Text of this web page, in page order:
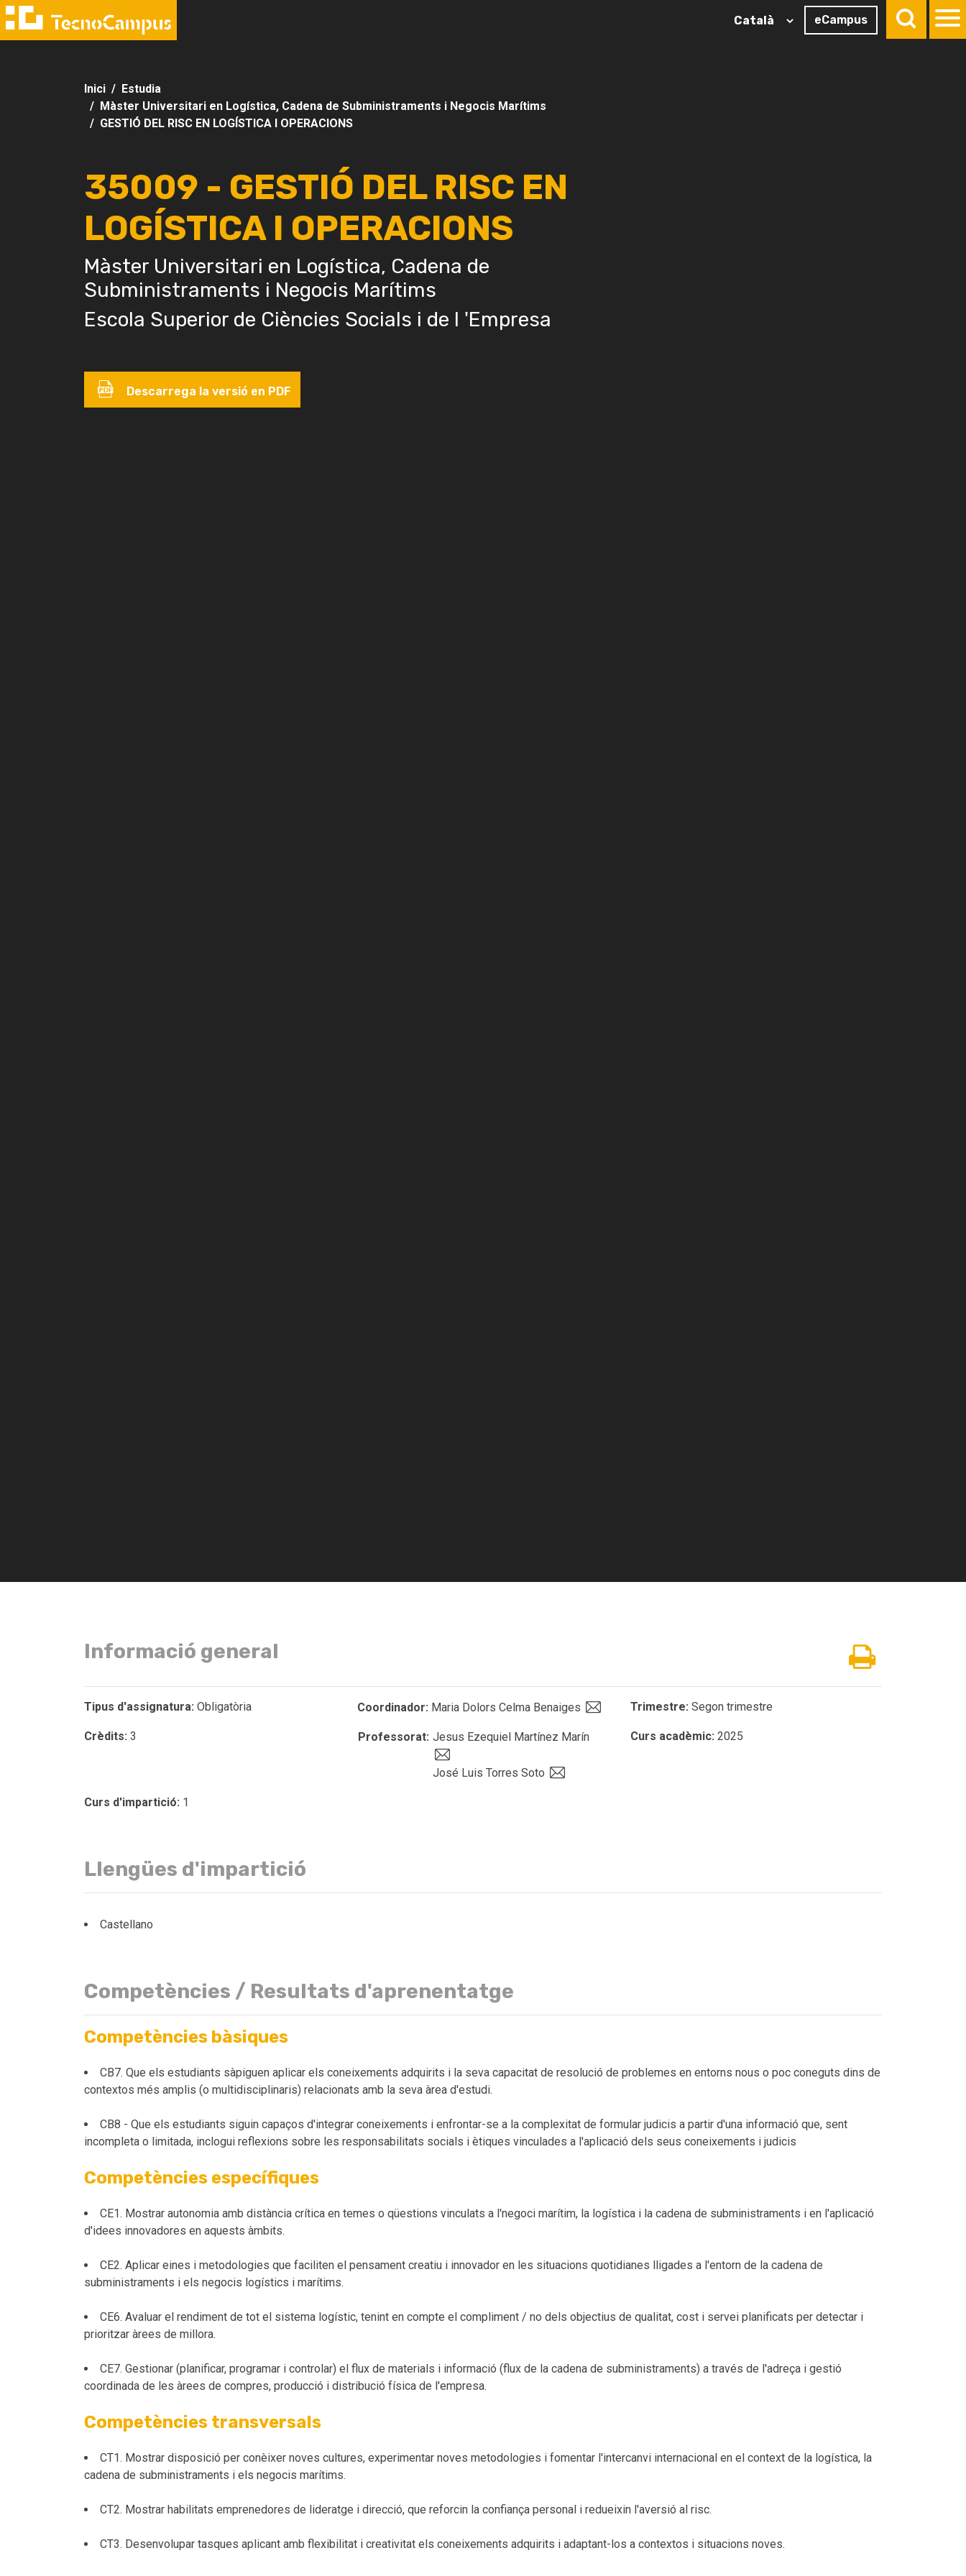
eCampus
Inici
Estudia
Màster Universitari en Logística, Cadena de Subministraments i Negocis Marítims
GESTIÓ DEL RISC EN LOGÍSTICA I OPERACIONS
35009 - GESTIÓ DEL RISC EN
LOGÍSTICA I OPERACIONS
Màster Universitari en Logística, Cadena de
Subministraments i Negocis Marítims
Escola Superior de Ciències Socials i de l 'Empresa
Descarrega la versió en PDF
Informació general
Tipus d'assignatura: Obligatòria Coordinador: Maria Dolors Celma Benaiges Trimestre: Segon trimestre
Crèdits: 3 Professorat: Jesus Ezequiel Martínez Marín
José Luis Torres Soto
Curs acadèmic: 2025
Curs d'impartició: 1
Llengües d'impartició
Castellano
Competències / Resultats d'aprenentatge
Competències bàsiques
CB7. Que els estudiants sàpiguen aplicar els coneixements adquirits i la seva capacitat de resolució de problemes en entorns nous o poc coneguts dins de
contextos més amplis (o multidisciplinaris) relacionats amb la seva àrea d'estudi.
CB8 - Que els estudiants siguin capaços d'integrar coneixements i enfrontar-se a la complexitat de formular judicis a partir d'una informació que, sent
incompleta o limitada, inclogui reflexions sobre les responsabilitats socials i ètiques vinculades a l'aplicació dels seus coneixements i judicis
Competències específiques
CE1. Mostrar autonomia amb distància crítica en temes o qüestions vinculats a l'negoci marítim, la logística i la cadena de subministraments i en l'aplicació
d'idees innovadores en aquests àmbits.
CE2. Aplicar eines i metodologies que faciliten el pensament creatiu i innovador en les situacions quotidianes lligades a l'entorn de la cadena de
subministraments i els negocis logístics i marítims.
CE6. Avaluar el rendiment de tot el sistema logístic, tenint en compte el compliment / no dels objectius de qualitat, cost i servei planificats per detectar i
prioritzar àrees de millora.
CE7. Gestionar (planificar, programar i controlar) el flux de materials i informació (flux de la cadena de subministraments) a través de l'adreça i gestió
coordinada de les àrees de compres, producció i distribució física de l'empresa.
Competències transversals
CT1. Mostrar disposició per conèixer noves cultures, experimentar noves metodologies i fomentar l'intercanvi internacional en el context de la logística, la
cadena de subministraments i els negocis marítims.
CT2. Mostrar habilitats emprenedores de lideratge i direcció, que reforcin la confiança personal i redueixin l'aversió al risc.
CT3. Desenvolupar tasques aplicant amb flexibilitat i creativitat els coneixements adquirits i adaptant-los a contextos i situacions noves.